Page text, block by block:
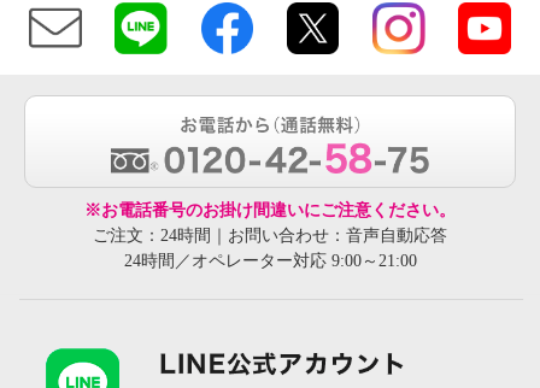
※お電話番号のお掛け間違いにご注意ください。
ご注文：24時間｜お問い合わせ：音声自動応答
24時間／オペレーター対応 9:00～21:00